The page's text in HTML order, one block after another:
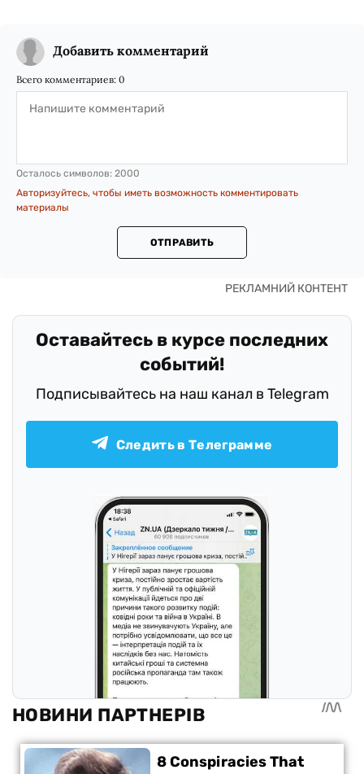
Добавить комментарий
Всего комментариев: 0
Осталось символов: 2000
Авторизуйтесь, чтобы иметь возможность комментировать
материалы
ОТПРАВИТЬ
Оставайтесь в курсе последних
событий!
Подписывайтесь на наш канал в Telegram
Следить в Телеграмме